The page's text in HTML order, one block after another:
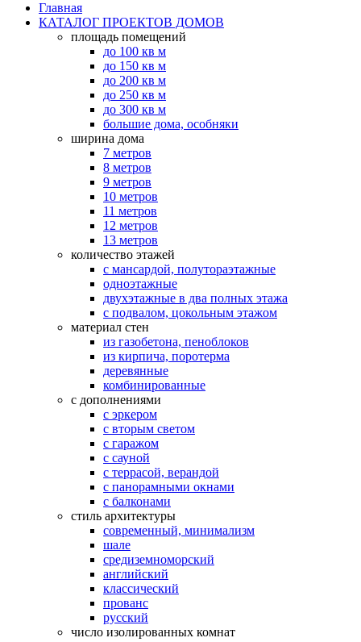
Главная
КАТАЛОГ ПРОЕКТОВ ДОМОВ
площадь помещений
до 100 кв м
до 150 кв м
до 200 кв м
до 250 кв м
до 300 кв м
большие дома, особняки
ширина дома
7 метров
8 метров
9 метров
10 метров
11 метров
12 метров
13 метров
количество этажей
с мансардой, полутораэтажные
одноэтажные
двухэтажные в два полных этажа
с подвалом, цокольным этажом
материал стен
из газобетона, пеноблоков
из кирпича, поротерма
деревянные
комбинированные
с дополнениями
с эркером
с вторым светом
с гаражом
с сауной
с террасой, верандой
с панорамными окнами
с балконами
стиль архитектуры
современный, минимализм
шале
средиземноморский
английский
классический
прованс
русский
число изолированных комнат